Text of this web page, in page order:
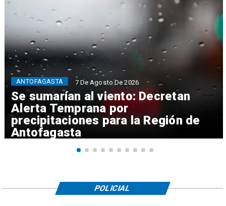
Se sumarían al viento: Decretan
Alerta Temprana por
precipitaciones para la Región de
Antofagasta
ANTOFAGASTA 7 De Agosto De 2026
POLICIAL